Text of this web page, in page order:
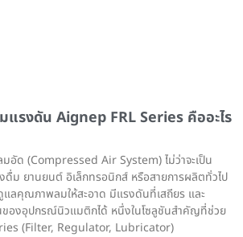
รงดัน Aignep FRL Series คืออะไร
มอัด (Compressed Air System) ไม่ว่าจะเป็น
ดื่ม ยานยนต์ อิเล็กทรอนิกส์ หรือสายการผลิตทั่วไป
แลคุณภาพลมให้สะอาด มีแรงดันที่เสถียร และ
ของอุปกรณ์นิวแมติกได้ หนึ่งในโซลูชันสำคัญที่ช่วย
(Filter, Regulator, Lubricator)